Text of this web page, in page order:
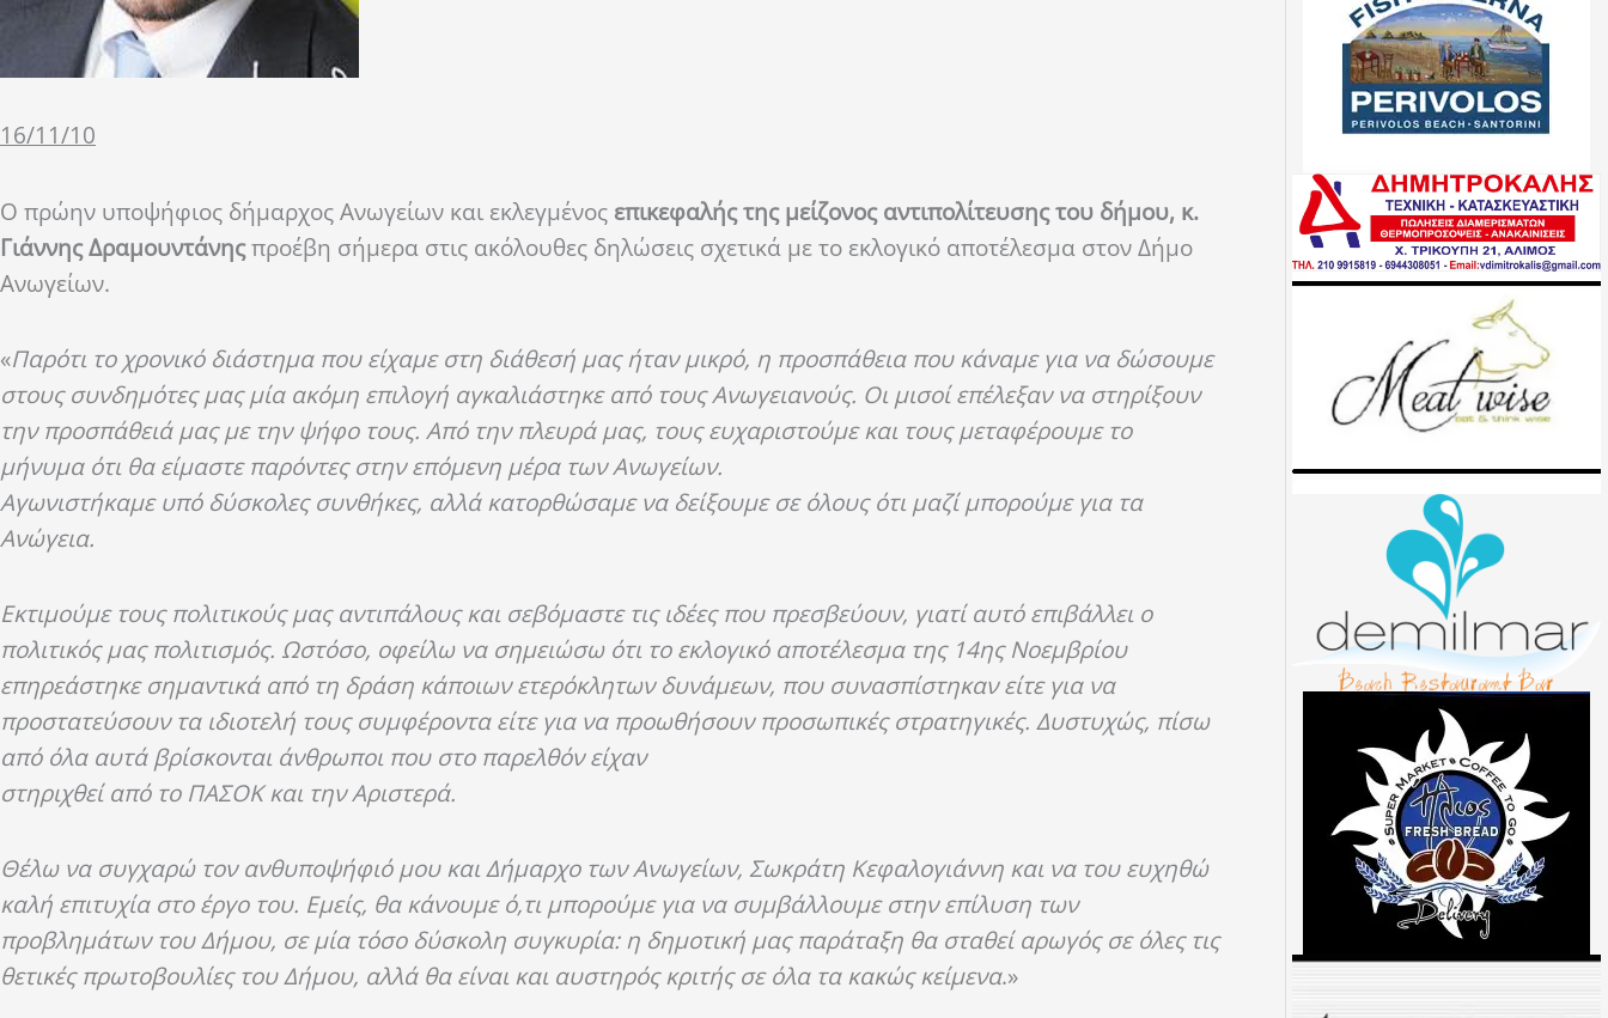
16/11/10
Ο πρώην υποψήφιος δήμαρχος Ανωγείων και εκλεγμένος επικεφαλής της μείζονος αντιπολίτευσης του δήμου, κ.
Γιάννης Δραμουντάνηςπροέβη σήμερα στις ακόλουθες δηλώσεις σχετικά με το εκλογικό αποτέλεσμα στον Δήμο
Ανωγείων.
«Παρότι το χρονικό διάστημα που είχαμε στη διάθεσή μας ήταν μικρό, η προσπάθεια που κάναμε για να δώσουμε
στους συνδημότες μας μία ακόμη επιλογή αγκαλιάστηκε από τους Ανωγειανούς. Οι μισοί επέλεξαν να στηρίξουν
την προσπάθειά μας με την ψήφο τους. Από την πλευρά μας, τους ευχαριστούμε και τους μεταφέρουμε το
μήνυμα ότι θα είμαστε παρόντες στην επόμενη μέρα των Ανωγείων.
Αγωνιστήκαμε υπό δύσκολες συνθήκες, αλλά κατορθώσαμε να δείξουμε σε όλους ότι μαζί μπορούμε για τα
Ανώγεια.
Εκτιμούμε τους πολιτικούς μας αντιπάλους και σεβόμαστε τις ιδέες που πρεσβεύουν, γιατί αυτό επιβάλλει ο
πολιτικός μας πολιτισμός. Ωστόσο, οφείλω να σημειώσω ότι το εκλογικό αποτέλεσμα της 14ης Νοεμβρίου
επηρεάστηκε σημαντικά από τη δράση κάποιων ετερόκλητων δυνάμεων, που συνασπίστηκαν είτε για να
προστατεύσουν τα ιδιοτελή τους συμφέροντα είτε για να προωθήσουν προσωπικές στρατηγικές. Δυστυχώς, πίσω
από όλα αυτά βρίσκονται άνθρωποι που στο παρελθόν είχαν
στηριχθεί από το ΠΑΣΟΚ και την Αριστερά.
Θέλω να συγχαρώ τον ανθυποψήφιό μου και Δήμαρχο των Ανωγείων, Σωκράτη Κεφαλογιάννη και να του ευχηθώ
καλή επιτυχία στο έργο του. Εμείς, θα κάνουμε ό,τι μπορούμε για να συμβάλλουμε στην επίλυση των
προβλημάτων του Δήμου, σε μία τόσο δύσκολη συγκυρία: η δημοτική μας παράταξη θα σταθεί αρωγός σε όλες τις
θετικές πρωτοβουλίες του Δήμου, αλλά θα είναι και αυστηρός κριτής σε όλα τα κακώς κείμενα.»